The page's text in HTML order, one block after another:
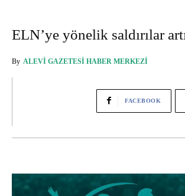
ELN’ye yönelik saldırılar
By ALEVI GAZETESI HABER MERKEZI
FACEBOOK